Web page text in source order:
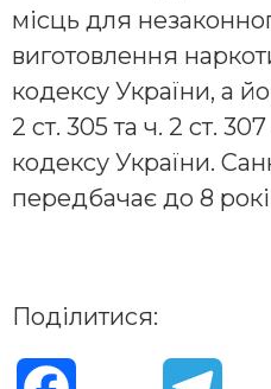
місць для
виготовлення
кодексу України, а
2 ст. 305 та ч. 2 ст.
кодексу України.
передбачає до 8
Поділитися: